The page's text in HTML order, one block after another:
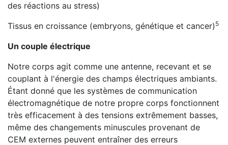
des réactions au stress)
Tissus en croissance (embryons, génétique et cancer) 5
Un couple électrique
Notre corps agit comme une antenne, recevant et se
couplant à l'énergie des champs électriques ambiants.
Étant donné que les systèmes de communication
électromagnétique de notre propre corps fonctionnent
très efficacement à des tensions extrêmement basses,
même des changements minuscules provenant de
CEM externes peuvent entraîner des erreurs